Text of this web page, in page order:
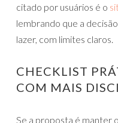
citado por usuários é o
lembrando que a
lazer, com limites claros.
CHECKLIST
COM MAIS
Se a proposta é manter